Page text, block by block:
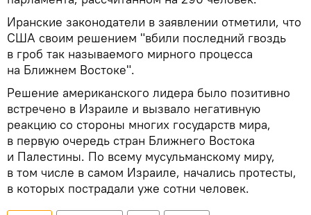
Иранские законодатели в заявлении отметили, что
США своим решением "вбили последний гвоздь
в гроб так называемого мирного процесса
на Ближнем Востоке".
Решение американского лидера было позитивно
встречено в Израиле и вызвало негативную
реакцию со стороны многих государств мира,
в первую очередь стран Ближнего Востока
и Палестины. По всему мусульманскому миру,
в том числе в самом Израиле, начались протесты,
в которых пострадали уже сотни человек.